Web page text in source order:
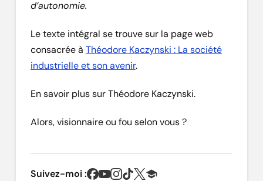
d’autonomie.
Le texte intégral se trouve sur la page web
consacrée à Théodore Kaczynski : La société
industrielle et son avenir.
En savoir plus sur Théodore Kaczynski.
Alors, visionnaire ou fou selon vous ?
Suivez-moi :